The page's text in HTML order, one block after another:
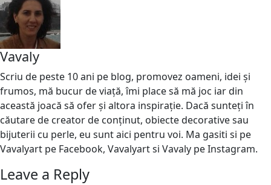
Vavaly
Scriu de peste 10 ani pe blog, promovez oameni, idei și
frumos, mă bucur de viață, îmi place să mă joc iar din
această joacă să ofer și altora inspirație. Dacă sunteți în
căutare de creator de conținut, obiecte decorative sau
bijuterii cu perle, eu sunt aici pentru voi. Ma gasiti si pe
Vavalyart pe Facebook, Vavalyart si Vavaly pe Instagram.
Leave a Reply